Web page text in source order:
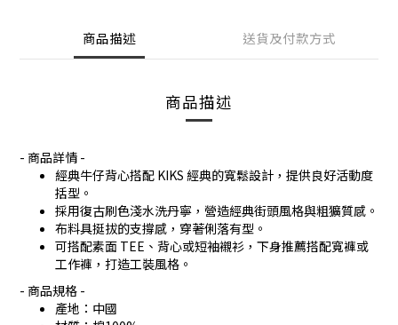
商品描述 送貨及付款方式
商品描述
- 商品詳情 -
經典牛仔背心搭配 KIKS 經典的寬鬆設計，提供良好活動度
括型。
採用復古刷色淺水洗丹寧，營造經典街頭風格與粗獷質感。
布料具挺拔的支撐感，穿著俐落有型。
可搭配素面 TEE、背心或短袖襯衫，下身推薦搭配寬褲或
工作褲，打造工裝風格。
- 商品規格 -
產地：中國